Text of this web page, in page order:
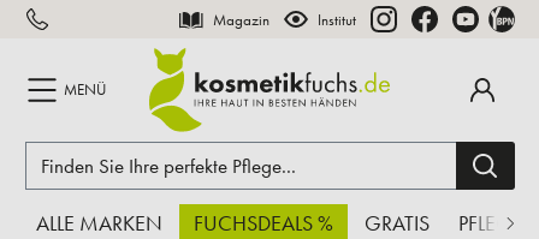
springen Magazin Institut
MENÜ
ALLE MARKEN FUCHSDEALS % GRATIS PFLEGE